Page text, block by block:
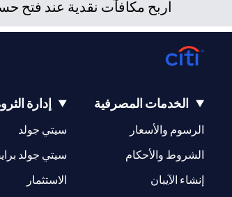
اربح مكافآت نقدية عند فتح
الخدمات المصرفية
الرسوم والأسعار
الشروط والأحكام
إنشاء الآيبان
إدارة
سيتي جولد
سيتي جولد
الاستثمار